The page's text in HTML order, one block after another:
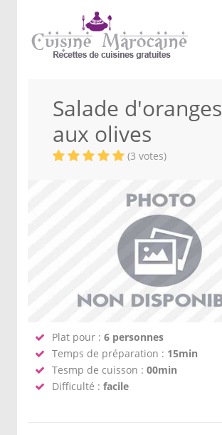
Salade d'oranges
aux olives
(3 votes)
Plat pour : 6 personnes
Temps de préparation : 15min
Tesmp de cuisson : 00min
Difficulté : facile